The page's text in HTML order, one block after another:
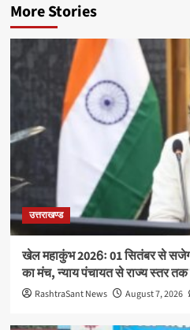
More Stories
उत्तराखण्ड
खेल महाकुंभ 2026ः 01 सितंबर से
का मंच, न्याय पंचायत से राज्य स्तर तक
RashtraSant News August 7, 2026